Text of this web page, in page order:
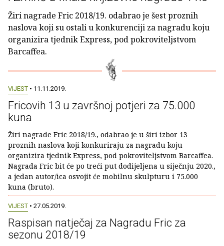
Žiri nagrade Fric 2018/19. odabrao je šest proznih
naslova koji su ostali u konkurenciji za nagradu koju
organizira tjednik Express, pod pokroviteljstvom
Barcaffea.
VIJEST • 11.11.2019.
Fricovih 13 u završnoj potjeri za 75.000
kuna
Žiri nagrade Fric 2018/19., odabrao je u širi izbor 13
proznih naslova koji konkuriraju za nagradu koju
organizira tjednik Express, pod pokroviteljstvom Barcaffea.
Nagrada Fric bit će po treći put dodijeljena u siječnju 2020.,
a jedan autor/ica osvojit će mobilnu skulpturu i 75.000
kuna (bruto).
VIJEST • 27.05.2019.
Raspisan natječaj za Nagradu Fric za
sezonu 2018/19